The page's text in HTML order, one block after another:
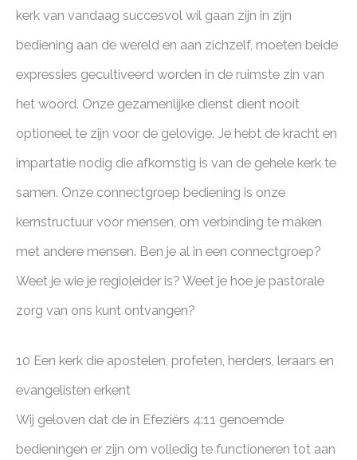
kerk van vandaag succesvol wil gaan zijn in zijn
bediening aan de wereld en aan zichzelf, moeten beide
expressies gecultiveerd worden in de ruimste zin van
het woord. Onze gezamenlijke dienst dient nooit
optioneel te zijn voor de gelovige. Je hebt de kracht en
impartatie nodig die afkomstig is van de gehele kerk te
samen. Onze connectgroep bediening is onze
kernstructuur voor mensen, om verbinding te maken
met andere mensen. Ben je al in een connectgroep?
Weet je wie je regioleider is? Weet je hoe je pastorale
zorg van ons kunt ontvangen?
10 Een kerk die apostelen, profeten, herders, leraars en
evangelisten erkent
Wij geloven dat de in Efeziërs 4:11 genoemde
bedieningen er zijn om volledig te functioneren tot aan